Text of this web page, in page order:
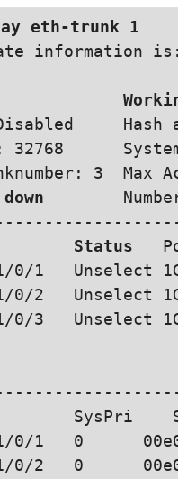
eth-trunk 1
information is:
1
Hash
System
Number
Status
0/1
Unselect
0/2
Unselect
0/3
Unselect
SysPri
0/1
0
0/2
0